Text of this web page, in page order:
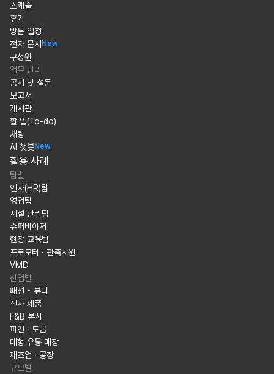
스케줄
휴가
방문 일정
전자 문서 New
구성원
업무 관리
공지 및 설문
보고서
게시판
할 일(To-do)
채팅
AI 챗봇New
활용 사례
팀별
인사(HR)팀
영업팀
시설 관리팀
슈퍼바이저
현장 교육팀
프로모터 · 판촉사원
VMD
산업별
패션 • 뷰티
전자 제품
F&B 본사
파견 · 도급
대형 유통 매장
제조업 · 공장
규모별